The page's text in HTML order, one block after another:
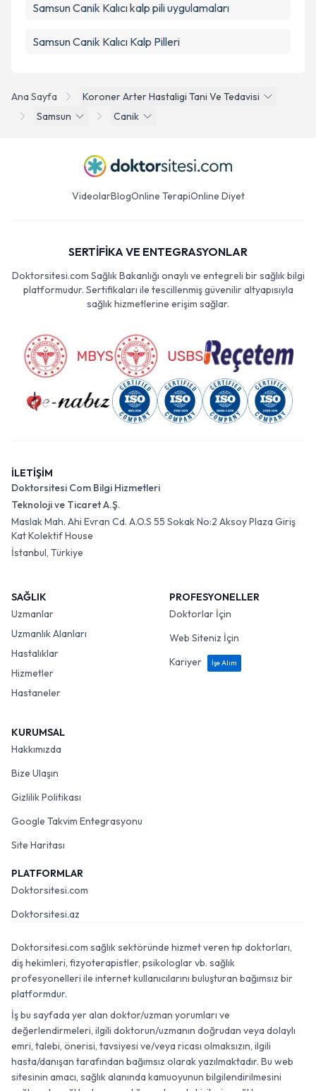
Ana Sayfa
Koroner Arter Hastaligi Tani Ve Tedavisi
Samsun
Canik
Samsun Canik Kalıcı kalp pili uygulamaları
Samsun Canik Kalıcı Kalp Pilleri
VideolarBlogOnline TerapiOnline Diyet
SERTİFİKA VE ENTEGRASYONLAR
Doktorsitesi.com Sağlık Bakanlığı onaylı ve entegreli bir sağlık bilgi
platformudur. Sertifikaları ile tescillenmiş güvenilir altyapısıyla
sağlık hizmetlerine erişim sağlar.
İLETİŞİM
Doktorsitesi Com Bilgi Hizmetleri
Teknoloji ve Ticaret A.Ş.
Maslak Mah. Ahi Evran Cd. A.O.S 55 Sokak No:2 Aksoy Plaza Giriş
Kat Kolektif House
İstanbul, Türkiye
SAĞLIK
Uzmanlar
Uzmanlık Alanları
Hastalıklar
Hizmetler
Hastaneler
PROFESYONELLER
Doktorlar İçin
Web Siteniz İçin
Kariyer
İşe Alım
KURUMSAL
Hakkımızda
Bize Ulaşın
Gizlilik Politikası
Google Takvim Entegrasyonu
Site Haritası
PLATFORMLAR
Doktorsitesi.com
Doktorsitesi.az
Doktorsitesi.com sağlık sektöründe hizmet veren tıp doktorları,
diş hekimleri, fizyoterapistler, psikologlar vb. sağlık
profesyonelleri ile internet kullanıcılarını buluşturan bağımsız bir
platformdur.
İş bu sayfada yer alan doktor/uzman yorumları ve
değerlendirmeleri, ilgili doktorun/uzmanın doğrudan veya dolaylı
emri, talebi, önerisi, tavsiyesi ve/veya ricası olmaksızın, ilgili
hasta/danışan tarafından bağımsız olarak yazılmaktadır. Bu web
sitesinin amacı, sağlık alanında kamuoyunun bilgilendirilmesini